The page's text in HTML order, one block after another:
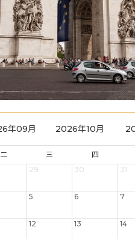
年09月 2026年10月
二 三 四
29 30 31
5 6 7
12 13 14